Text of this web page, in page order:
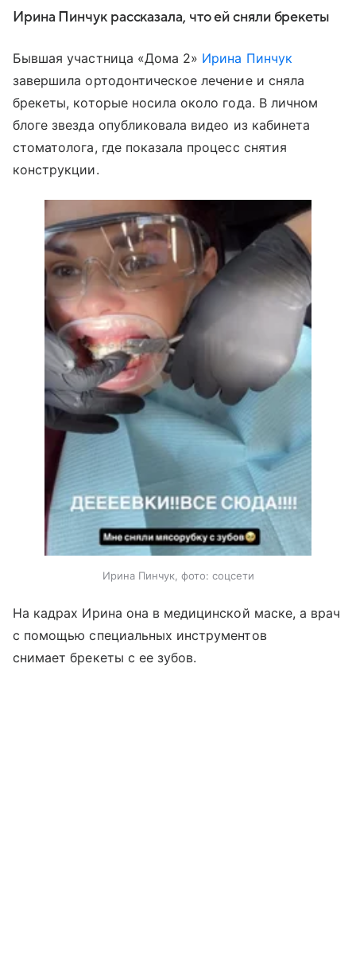
Ирина Пинчук рассказала, что ей сняли брекеты
Бывшая участница «Дома 2» Ирина Пинчук
завершила ортодонтическое лечение и сняла
брекеты, которые носила около года. В личном
блоге звезда опубликовала видео из кабинета
стоматолога, где показала процесс снятия
конструкции.
Ирина Пинчук, фото: соцсети
На кадрах Ирина она в медицинской маске, а врач
с помощью специальных инструментов
снимает брекеты с ее зубов.